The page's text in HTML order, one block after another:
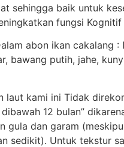
sehingga baik untuk
fungsi Kognitif
abon ikan cakalang :
bawang putih, jahe,
laut kami ini Tidak
12 bulan”
gula dan garam
sedikit). Untuk tekstur